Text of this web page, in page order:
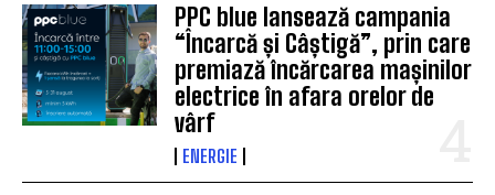
PPC blue lansează campania
“Încarcă și Câștigă”, prin care
premiază încărcarea mașinilor
electrice în afara orelor de
vârf
ENERGIE